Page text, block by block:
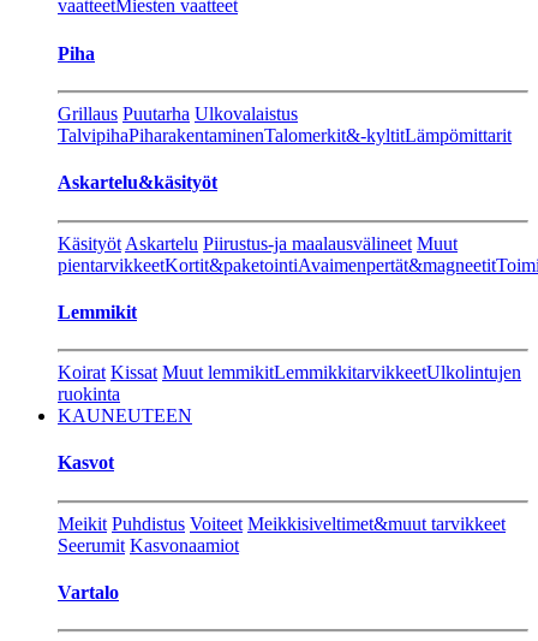
vaatteetMiesten vaatteet
Piha
Grillaus Puutarha Ulkovalaistus
TalvipihaPiharakentaminenTalomerkit&-kyltitLämpömittarit
Askartelu&käsityöt
Käsityöt Askartelu Piirustus-ja maalausvälineet Muut
pientarvikkeetKortit&paketointiAvaimenpertät&magneetit
Lemmikit
Koirat Kissat Muut lemmikitLemmikkitarvikkeetUlkolintujen
ruokinta
KAUNEUTEEN
Kasvot
Meikit Puhdistus Voiteet Meikkisiveltimet&muut tarvikkeet
Seerumit Kasvonaamiot
Vartalo